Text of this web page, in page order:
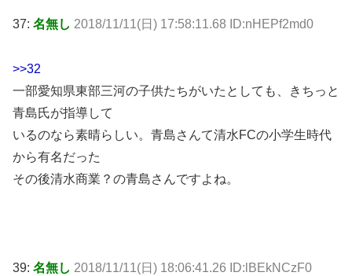
37: 名無し 2018/11/11(日) 17:58:11.68 ID:nHEPf2md0
>>32
一部愛知県東部三河の子供たちがいたとしても、きちっと
青島氏が指導して
いるのなら素晴らしい。青島さんて清水FCの小学生時代
から有名だった
その後清水商業？の青島さんですよね。
39: 名無し 2018/11/11(日) 18:06:41.26 ID:lBEkNCzF0